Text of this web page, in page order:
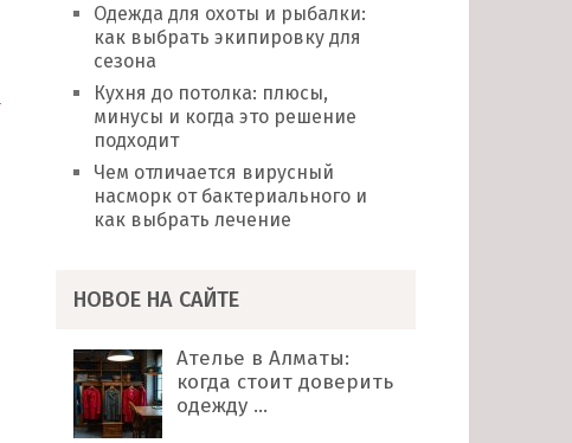
Одежда для охоты и рыбалки:
как выбрать экипировку для
сезона
Кухня до потолка: плюсы,
минусы и когда это решение
подходит
Чем отличается вирусный
насморк от бактериального и
как выбрать лечение
НОВОЕ НА САЙТЕ
Ателье в Алматы:
когда стоит доверить
одежду …